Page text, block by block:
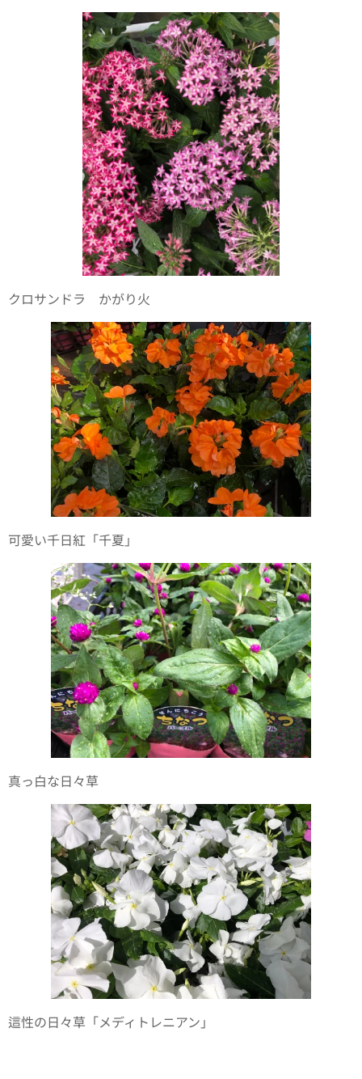
クロサンドラ かがり火
可愛い千日紅「千夏」
真っ白な日々草
這性の日々草「メディトレニアン」